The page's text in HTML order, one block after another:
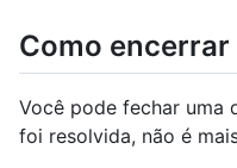
Como
Você pode fechar uma
foi resolvida, não é